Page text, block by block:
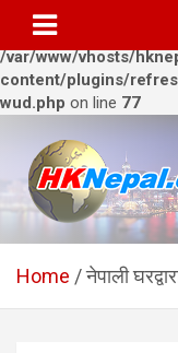
Warning
: Trying to
/var/www/vhosts/
content/plugins/
wud.php on line 77
content
सञ्चालित
hknepal, hknepal.com,
Home नेपाली